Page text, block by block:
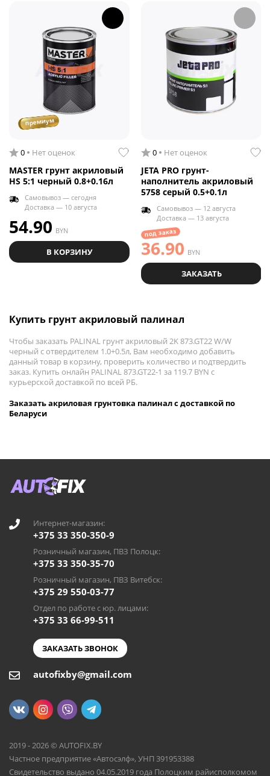
премиум
0 Нет оценок
MASTER грунт акриловый
HS 5:1 черный 0.8+0.16л
Самовывоз — сегодня
Доставка — 10 августа
54.90 BYN
В КОРЗИНУ
0 Нет оценок
JETA PRO грунт-
наполнитель акриловый
5758 серый 0.5+0.1л
Самовывоз — 12 августа
Доставка — 13 августа
под заказ
36.90 BYN
ЗАКАЗАТЬ
Купить грунт акриловый палинал
Чтобы заказать PALINAL грунт акриловый 2K 873.GT22 W/W
черный с отвердителем 1.0+0.5л, Вам необходимо добавить
данный товар в корзину, проверить количество и подтвердить
заказ. Купить онлайн PALINAL 873.GT22-1 за 119.7 BYN с
курьерской доставкой по всей РБ.
Заказать акриловая грунтовка палинал с доставкой по
Беларуси
Интернет-магазин:
+375 33 350-350-9
Розничный магазин, ПВЗ Полоцк:
+375 33 350-35-70
Розничный магазин, ПВЗ Витебск:
+375 29 550-03-77
Отдел по работе с юр. лицами:
+375 33 66-99-511
ЗАКАЗАТЬ ЗВОНОК
autofixby@gmail.com
2019 - 2026 © AUTOFIX.BY
Частное предприятие «Автосэлф», УНП 391953388
Свидетельство выдано 04.05.2019 года Полоцким райисполкомом